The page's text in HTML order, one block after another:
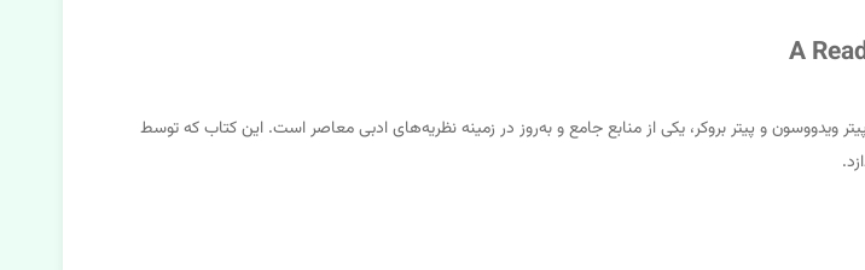
پیتر ویدووسون و پیتر بروکر، یکی از منابع جامع و به‌روز در زمینه نظریه‌های ادبی معاصر است. این کتاب که توسط